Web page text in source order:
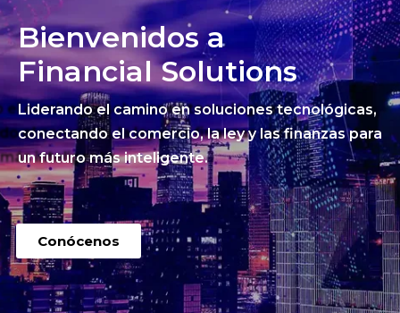
Bienvenidos a
Financial Solutions
Liderando el camino en soluciones tecnológicas,
conectando el comercio, la ley y las finanzas para
un futuro más inteligente.
Conócenos